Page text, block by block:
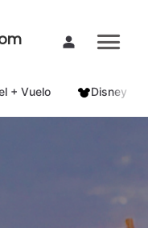
+ Vuelo Disney